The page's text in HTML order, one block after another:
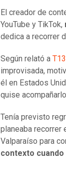
El creador de
YouTube y TikTok,
dedica a recorrer
Según relató a
improvisada,
él en Estados
quise
Tenía previsto
planeaba recorrer
Valparaíso para
contexto